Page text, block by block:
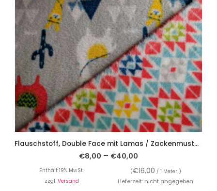
Flauschstoff, Double Face mit Lamas / Zackenmusterung
€8,00 – €40,00
Enthält 19% MwSt. (€16,00 / 1 Meter )
zzgl. Versand Lieferzeit: nicht angegeben